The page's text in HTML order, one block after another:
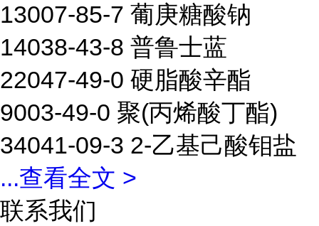
13007-85-7 葡庚糖酸钠
14038-43-8 普鲁士蓝
22047-49-0 硬脂酸辛酯
9003-49-0 聚(丙烯酸丁酯)
34041-09-3 2-乙基己酸钼盐
...查看全文 >
联系我们